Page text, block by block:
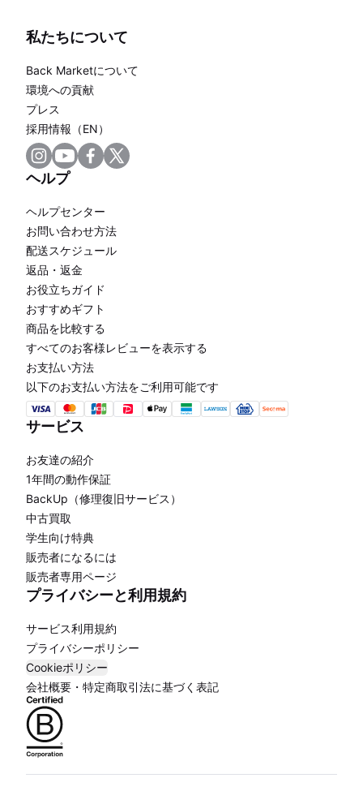
私たちについて
Back Marketについて
環境への貢献
プレス
採用情報（EN）
ヘルプ
ヘルプセンター
お問い合わせ方法
配送スケジュール
返品・返金
お役立ちガイド
おすすめギフト
商品を比較する
すべてのお客様レビューを表示する
お支払い方法
以下のお支払い方法をご利用可能です
サービス
お友達の紹介
1年間の動作保証
BackUp（修理復旧サービス）
中古買取
学生向け特典
販売者になるには
販売者専用ページ
プライバシーと利用規約
サービス利用規約
プライバシーポリシー
Cookieポリシー
会社概要・特定商取引法に基づく表記